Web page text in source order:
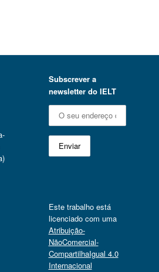
Subscrever a
newsletter do IELT
Este trabalho está
licenciado com uma
Atribuição-
NãoComercial-
CompartilhaIgual 4.0
Internacional